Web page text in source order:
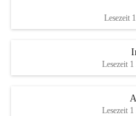
Lesezeit
Lesezeit
Lesezeit